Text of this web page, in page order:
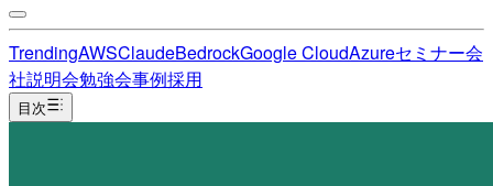
TrendingAWSClaudeBedrockGoogle CloudAzureセミナー会
社説明会勉強会事例採用
目次